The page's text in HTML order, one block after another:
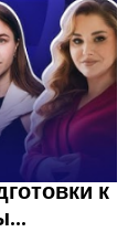
к